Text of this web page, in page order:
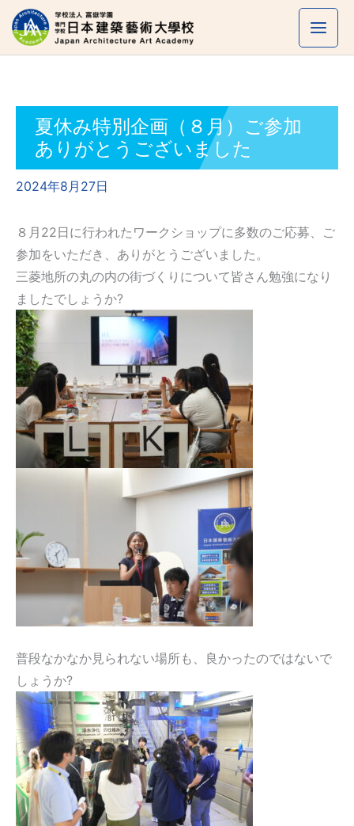
を
夏休み特別企画（８月）ご参加
ありがとうございました
2024年8月27日
８月22日に行われたワークショップに多数のご応募、ご
参加をいただき、ありがとうございました。
三菱地所の丸の内の街づくりについて皆さん勉強になり
ましたでしょうか?
普段なかなか見られない場所も、良かったのではないで
しょうか?